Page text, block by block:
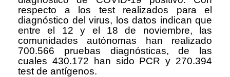
respecto a los test realizados para el
diagnóstico del virus, los datos indican que
entre el 12 y el 18 de noviembre, las
comunidades autónomas han realizado
700.566 pruebas diagnósticas, de las
cuales 430.172 han sido PCR y 270.394
test de antígenos.